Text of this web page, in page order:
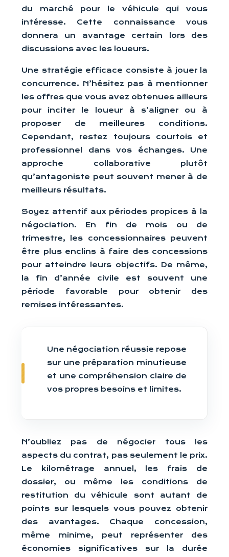
du marché pour le véhicule qui vous
intéresse. Cette connaissance vous
donnera un avantage certain lors des
discussions avec les loueurs.
Une stratégie efficace consiste à jouer la
concurrence. N’hésitez pas à mentionner
les offres que vous avez obtenues ailleurs
pour inciter le loueur à s’aligner ou à
proposer de meilleures conditions.
Cependant, restez toujours courtois et
professionnel dans vos échanges. Une
approche collaborative plutôt
qu’antagoniste peut souvent mener à de
meilleurs résultats.
Soyez attentif aux périodes propices à la
négociation. En fin de mois ou de
trimestre, les concessionnaires peuvent
être plus enclins à faire des concessions
pour atteindre leurs objectifs. De même,
la fin d’année civile est souvent une
période favorable pour obtenir des
remises intéressantes.
Une négociation réussie repose
sur une préparation minutieuse
et une compréhension claire de
vos propres besoins et limites.
N’oubliez pas de négocier tous les
aspects du contrat, pas seulement le prix.
Le kilométrage annuel, les frais de
dossier, ou même les conditions de
restitution du véhicule sont autant de
points sur lesquels vous pouvez obtenir
des avantages. Chaque concession,
même minime, peut représenter des
économies significatives sur la durée